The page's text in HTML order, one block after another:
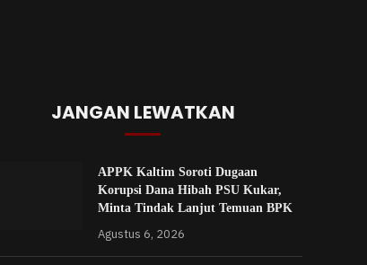
JANGAN LEWATKAN
APPK Kaltim Soroti Dugaan
Korupsi Dana Hibah PSU Kukar,
Minta Tindak Lanjut Temuan BPK
Agustus 6, 2026